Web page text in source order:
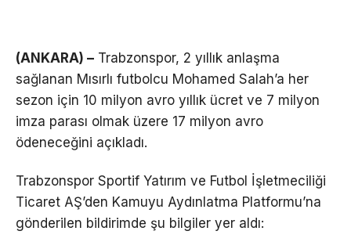
(ANKARA) – Trabzonspor, 2 yıllık anlaşma
sağlanan Mısırlı futbolcu Mohamed Salah’a her
sezon için 10 milyon avro yıllık ücret ve 7 milyon
imza parası olmak üzere 17 milyon avro
ödeneceğini açıkladı.
Trabzonspor Sportif Yatırım ve Futbol İşletmeciliği
Ticaret AŞ’den Kamuyu Aydınlatma Platformu’na
gönderilen bildirimde şu bilgiler yer aldı: